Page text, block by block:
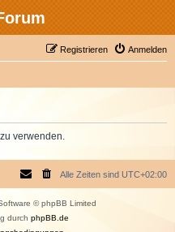
Anmelden
Registrieren
verwenden.
Alle Zeiten sind UTC+02:00
© phpBB Limited
durch phpBB.de